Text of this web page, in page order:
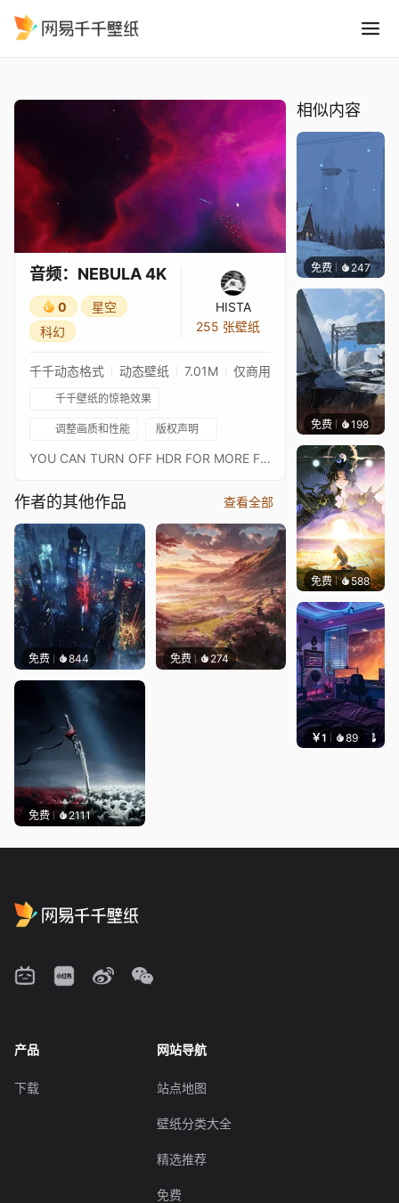
音频：NEBULA 4K
0
星空
科幻
HISTA
255 张壁纸
千千动态格式 动态壁纸 7.01M 仅商用
千千壁纸的惊艳效果
调整画质和性能 版权声明
YOU CAN TURN OFF HDR FOR MORE FPS./ / / 作者未知。 关闭 HDR 以获得更多 FPS。PREVIEW IS RECORDED ON ULTRA SETTINGS./ / / / / / / / / / / / / / / / / / / / / / / 預覽記錄在超設置。author: https://www.artstation.com/versaalicontact me: histaoff@gmail.commusic: LE SSERAFIM - The World Is My Oyster (Clean Instrumental)/ / APPROVED WORKS
作者的其他作品 查看全部
免费 844 免费 274
免费 2111
相似内容
免费 247
免费 198
免费 588小鬼
￥1 89 叮叮
产品
下载
网站导航
站点地图
壁纸分类大全
精选推荐
免费